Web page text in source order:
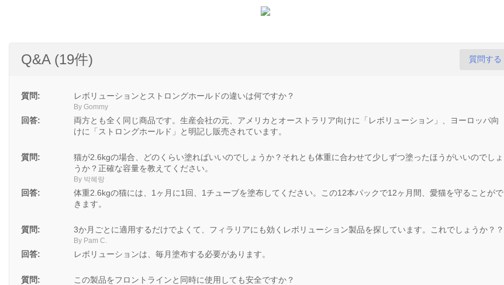
Q&A (19件) 質問する
質問: レボリューションとストロングホールドの違いは何ですか？
By Gommy
回答:
両方とも全く同じ商品です。生産会社の元、アメリカとオーストラリア向けに「レボリューション」、ヨーロッパ向
けに「ストロングホールド」と明記し販売されています。
質問:
猫が2.6kgの場合、どのくらい塗ればいいのでしょうか？それとも体重に合わせて少しずつ塗ったほうがいいのでしょ
うか？正確な容量を教えてください。
By 박혜랑
回答:
体重2.6kgの猫には、1ヶ月に1回、1チューブを塗布してください。この12本パックで12ヶ月間、愛猫を守ることがで
きます。
質問: 3か月ごとに適用するだけでよくて、フィラリアにも効くレボリューション製品を探しています。これでしょうか？？
By Pam C.
回答: レボリューションは、毎月塗布する必要があります。
質問: この製品をフロントラインと同時に使用しても安全ですか？